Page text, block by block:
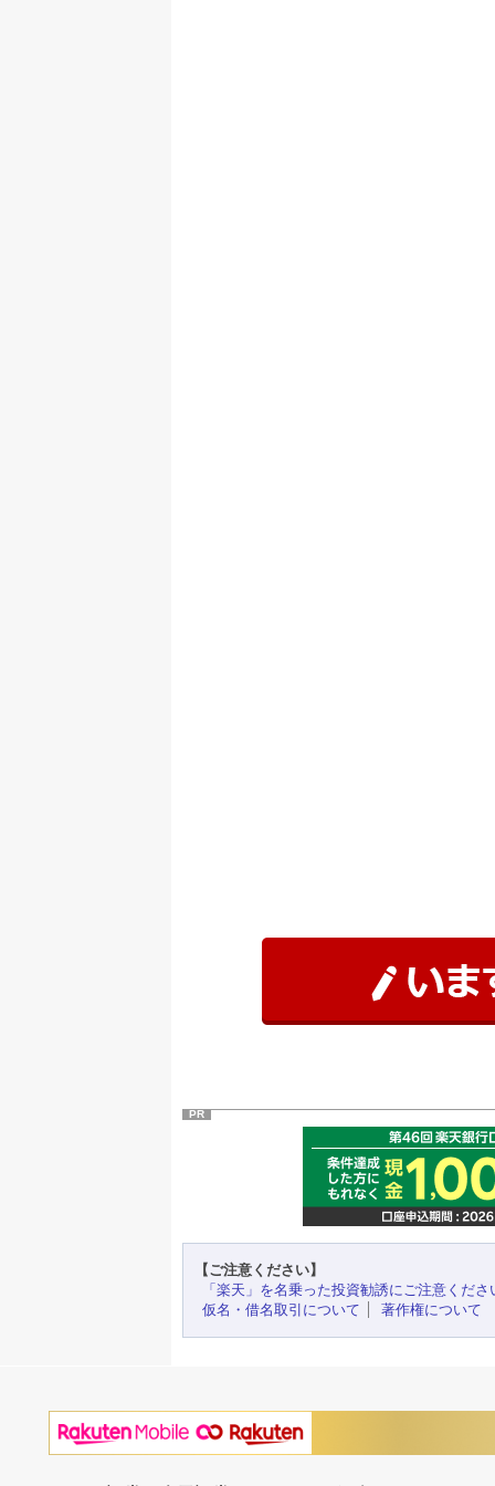
PR
【ご注意ください】
「楽天」を名乗った投資勧誘にご注意くださ
仮名・借名取引について
著作権について